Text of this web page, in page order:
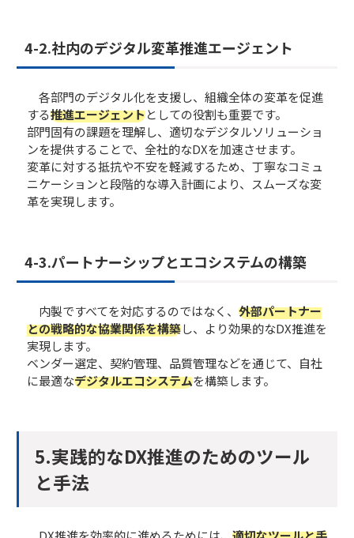
4-2.社内のデジタル変革推進エージェント
各部門のデジタル化を支援し、組織全体の変革を促進
する推進エージェントとしての役割も重要です。
部門固有の課題を理解し、適切なデジタルソリューショ
ンを提供することで、全社的なDXを加速させます。
変革に対する抵抗や不安を軽減するため、丁寧なコミュ
ニケーションと段階的な導入計画により、スムーズな変
革を実現します。
4-3.パートナーシップとエコシステムの構築
内製ですべてを対応するのではなく、 外部パートナー
との戦略的な協業関係を構築し、より効果的なDX推進を
実現します。
ベンダー選定、契約管理、品質管理などを通じて、自社
に最適なデジタルエコシステムを構築します。
5.実践的なDX推進のためのツール
と手法